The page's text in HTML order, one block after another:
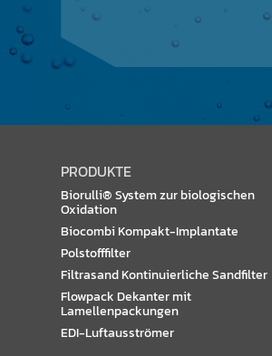
PRODUKTE
Biorulli® System zur biologischen
Oxidation
Biocombi Kompakt-Implantate
Polstofffilter
Filtrasand Kontinuierliche Sandfilter
Flowpack Dekanter mit
Lamellenpackungen
EDI-Luftausströmer